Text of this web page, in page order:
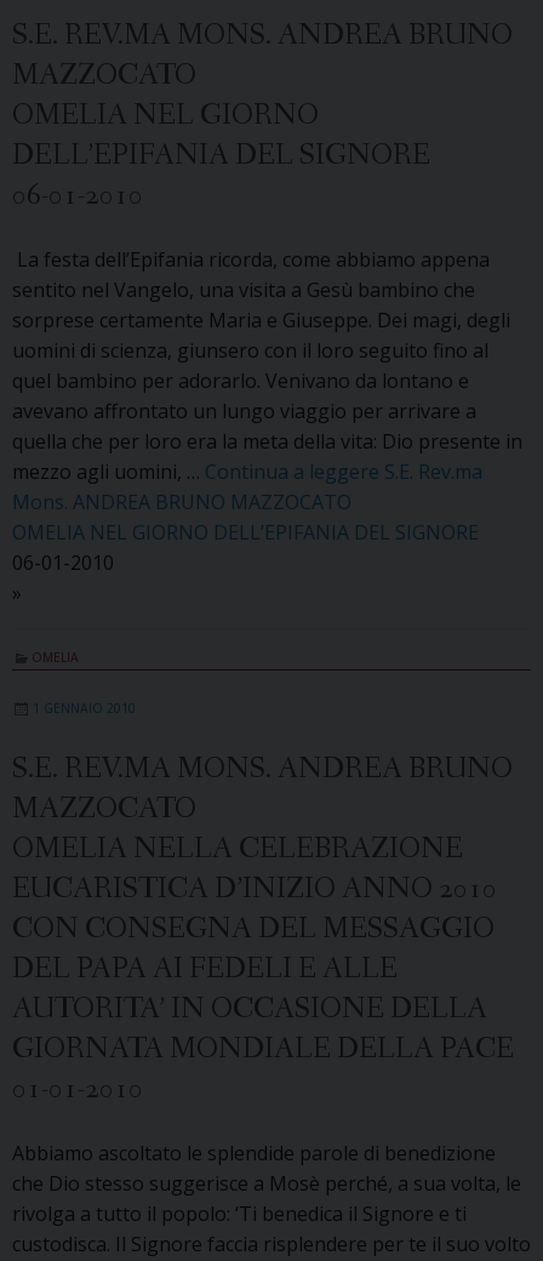
S.E. REV.MA MONS. ANDREA BRUNO
MAZZOCATO
OMELIA NEL GIORNO
DELL’EPIFANIA DEL SIGNORE
06-01-2010
La festa dell’Epifania ricorda, come abbiamo appena
sentito nel Vangelo, una visita a Gesù bambino che
sorprese certamente Maria e Giuseppe. Dei magi, degli
uomini di scienza, giunsero con il loro seguito fino al
quel bambino per adorarlo. Venivano da lontano e
avevano affrontato un lungo viaggio per arrivare a
quella che per loro era la meta della vita: Dio presente in
mezzo agli uomini, … Continua a leggere S.E. Rev.ma
Mons. ANDREA BRUNO MAZZOCATO
OMELIA NEL GIORNO DELL’EPIFANIA DEL SIGNORE
06-01-2010
»
OMELIA
1 GENNAIO 2010
S.E. REV.MA MONS. ANDREA BRUNO
MAZZOCATO
OMELIA NELLA CELEBRAZIONE
EUCARISTICA D’INIZIO ANNO 2010
CON CONSEGNA DEL MESSAGGIO
DEL PAPA AI FEDELI E ALLE
AUTORITA’ IN OCCASIONE DELLA
GIORNATA MONDIALE DELLA PACE
01-01-2010
Abbiamo ascoltato le splendide parole di benedizione
che Dio stesso suggerisce a Mosè perché, a sua volta, le
rivolga a tutto il popolo: ‘Ti benedica il Signore e ti
custodisca. Il Signore faccia risplendere per te il suo volto